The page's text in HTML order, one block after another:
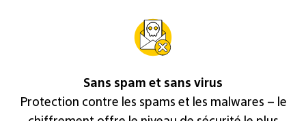
Sans spam et sans virus
Protection contre les spams et les malwares – le